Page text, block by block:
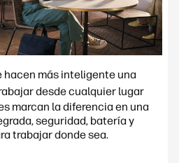
más inteligente una
desde cualquier lugar
marcan la diferencia en una
seguridad, batería y
trabajar donde sea.